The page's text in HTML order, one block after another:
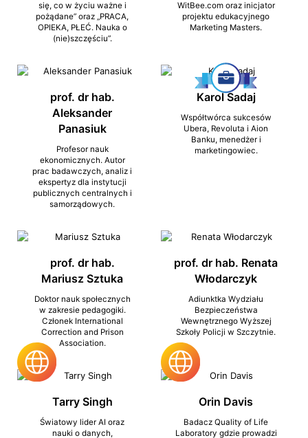
się, co w życiu ważne i
pożądane” oraz „PRACA,
OPIEKA, PŁEĆ. Nauka o
(nie)szczęściu”.
WitBee.com oraz inicjator
projektu edukacyjnego
Marketing Masters.
prof. dr hab.
Aleksander
Panasiuk
Profesor nauk
ekonomicznych. Autor
prac badawczych, analiz i
ekspertyz dla instytucji
publicznych centralnych i
samorządowych.
Karol Sadaj
Współtwórca sukcesów
Ubera, Revoluta i Aion
Banku, menedżer i
marketingowiec.
prof. dr hab.
Mariusz Sztuka
Doktor nauk społecznych
w zakresie pedagogiki.
Członek International
Correction and Prison
Association.
prof. dr hab. Renata
Włodarczyk
Adiunktka Wydziału
Bezpieczeństwa
Wewnętrznego Wyższej
Szkoły Policji w Szczytnie.
Tarry Singh
Światowy lider AI oraz
nauki o danych,
Orin Davis
Badacz Quality of Life
Laboratory gdzie prowadzi